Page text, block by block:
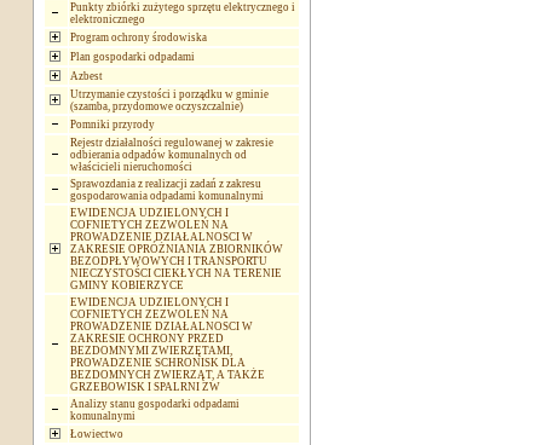
Punkty zbiórki zużytego sprzętu elektrycznego i
elektronicznego
Program ochrony środowiska
Plan gospodarki odpadami
Azbest
Utrzymanie czystości i porządku w gminie
(szamba, przydomowe oczyszczalnie)
Pomniki przyrody
Rejestr działalności regulowanej w zakresie
odbierania odpadów komunalnych od
właścicieli nieruchomości
Sprawozdania z realizacji zadań z zakresu
gospodarowania odpadami komunalnymi
EWIDENCJA UDZIELONYCH I
COFNIETYCH ZEZWOLEŃ NA
PROWADZENIE DZIAŁALNOSCI W
ZAKRESIE OPRÓŻNIANIA ZBIORNIKÓW
BEZODPŁYWOWYCH I TRANSPORTU
NIECZYSTOŚCI CIEKŁYCH NA TERENIE
GMINY KOBIERZYCE
EWIDENCJA UDZIELONYCH I
COFNIETYCH ZEZWOLEŃ NA
PROWADZENIE DZIAŁALNOSCI W
ZAKRESIE OCHRONY PRZED
BEZDOMNYMI ZWIERZĘTAMI,
PROWADZENIE SCHRONISK DLA
BEZDOMNYCH ZWIERZĄT, A TAKŻE
GRZEBOWISK I SPALRNI ZW
Analizy stanu gospodarki odpadami
komunalnymi
Łowiectwo